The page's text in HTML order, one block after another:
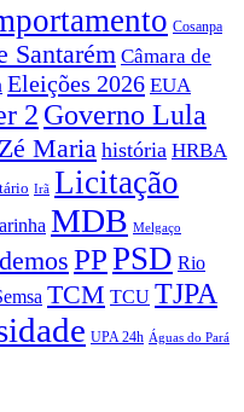
Cosanpa
Santarém Câmara de
Eleições 2026 EUA
2 Governo Lula
Maria história HRBA
Irã Licitação
MDB Melgaço
PPPSD Rio
TCM TCU TJPA
UPA 24h Águas do Pará